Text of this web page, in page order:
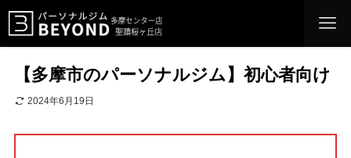
【多摩市のパーソナルジム】初心者向け
2024年6月19日